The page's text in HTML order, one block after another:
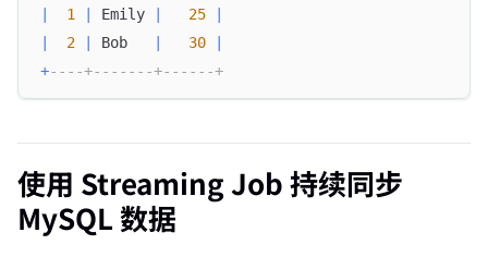
1 Emily 25
2 Bob 30
+----+-------+------+
使用 Streaming Job 持续同步
MySQL 数据